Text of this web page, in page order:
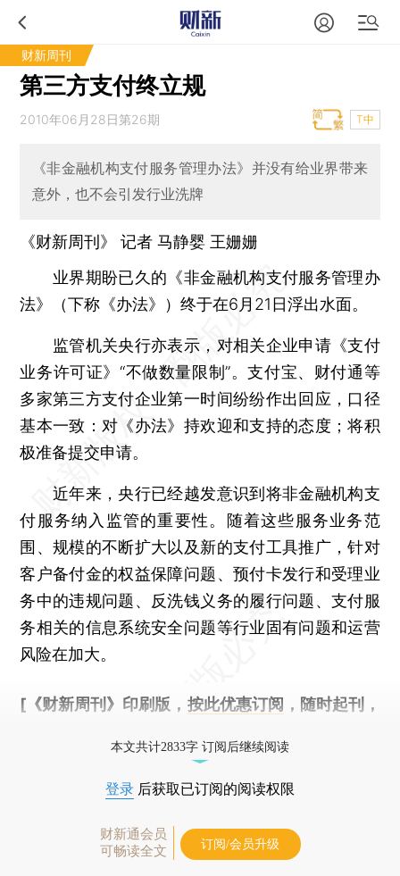
财新周刊
第三方支付终立规
2010年06月28日第26期 T中
《非金融机构支付服务管理办法》并没有给业界带来
意外，也不会引发行业洗牌
《财新周刊》 记者 马静婴 王姗姗
业界期盼已久的《非金融机构支付服务管理办
法》（下称《办法》）终于在6月21日浮出水面。
监管机关央行亦表示，对相关企业申请《支付
业务许可证》“不做数量限制”。支付宝、财付通等
多家第三方支付企业第一时间纷纷作出回应，口径
基本一致：对《办法》持欢迎和支持的态度；将积
极准备提交申请。
近年来，央行已经越发意识到将非金融机构支
付服务纳入监管的重要性。随着这些服务业务范
围、规模的不断扩大以及新的支付工具推广，针对
客户备付金的权益保障问题、预付卡发行和受理业
务中的违规问题、反洗钱义务的履行问题、支付服
务相关的信息系统安全问题等行业固有问题和运营
风险在加大。
[《财新周刊》印刷版， 按此优惠订阅 ，随时起刊，
本文共计2833字 订阅后继续阅读
登录 后获取已订阅的阅读权限
财新通会员
可畅读全文
订阅/会员升级